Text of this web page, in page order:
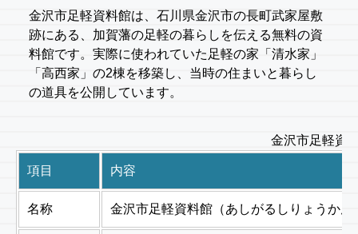
金沢市足軽資料館は、石川県金沢市の長町武家屋敷
跡にある、加賀藩の足軽の暮らしを伝える無料の資
料館です。実際に使われていた足軽の家「清水家」
「高西家」の2棟を移築し、当時の住まいと暮らし
の道具を公開しています。
金沢市足軽資
項目 内容
名称 金沢市足軽資料館（あしがるしりょうかん